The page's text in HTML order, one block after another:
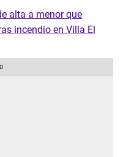
alta a menor que
incendio en Villa El